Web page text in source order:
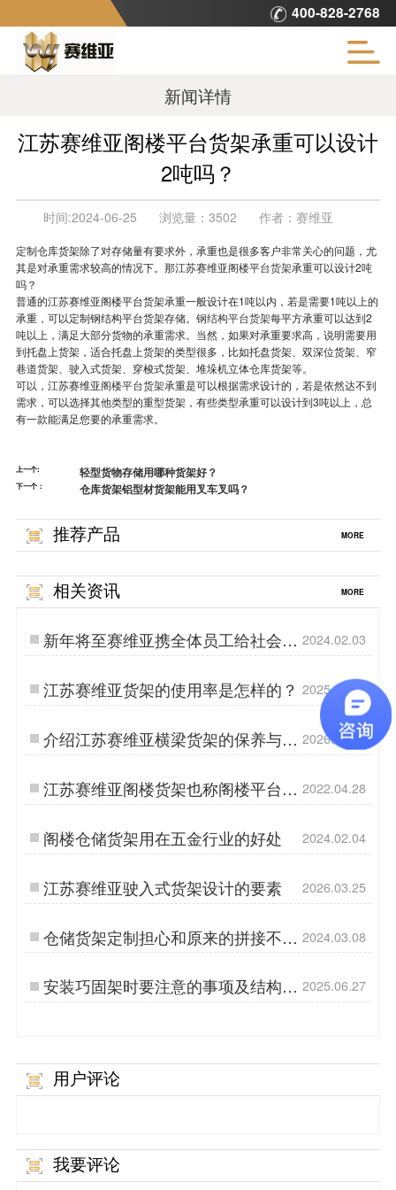
400-828-2768
新闻详情
江苏赛维亚阁楼平台货架承重可以设计
2吨吗？
时间:2024-06-25 浏览量： 3502 作者： 赛维亚
定制仓库货架除了对存储量有要求外，承重也是很多客户非常关心的问题，尤
其是对承重需求较高的情况下。那江苏赛维亚阁楼平台货架承重可以设计2吨
吗？
普通的江苏赛维亚阁楼平台货架承重一般设计在1吨以内，若是需要1吨以上的
承重，可以定制钢结构平台货架存储。 钢结构平台货架每平方承重可以达到2
吨以上，满足大部分货物的承重需求。当然，如果对承重要求高，说明需要用
到托盘上货架，适合托盘上货架的类型很多，比如托盘货架、双深位货架、窄
巷道货架、驶入式货架、穿梭式货架、堆垛机立体仓库货架等。
可以，江苏赛维亚阁楼平台货架承重是可以根据需求设计的，若是依然达不到
需求，可以选择其他类型的重型货架，有些类型承重可以设计到3吨以上，总
有一款能满足您要的承重需求。
上一个: 轻型货物存储用哪种货架好？
下一个： 仓库货架铝型材货架能用叉车叉吗？
推荐产品 MORE
相关资讯 MORE
新年将至赛维亚携全体员工给社会各
界拜年啦~
2024.02.03
江苏赛维亚货架的使用率是怎样的？ 2025.07.11
介绍江苏赛维亚横梁货架的保养与维
护
2026.03.02
江苏赛维亚阁楼货架也称阁楼平台货
架
2022.04.28
阁楼仓储货架用在五金行业的好处 2024.02.04
江苏赛维亚驶入式货架设计的要素 2026.03.25
仓储货架定制担心和原来的拼接不上
怎么办？
2024.03.08
安装巧固架时要注意的事项及结构特
点
2025.06.27
用户评论
我要评论